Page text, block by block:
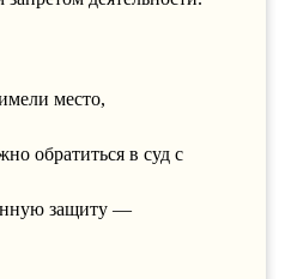
место,
обратиться в cуд с
защиту —